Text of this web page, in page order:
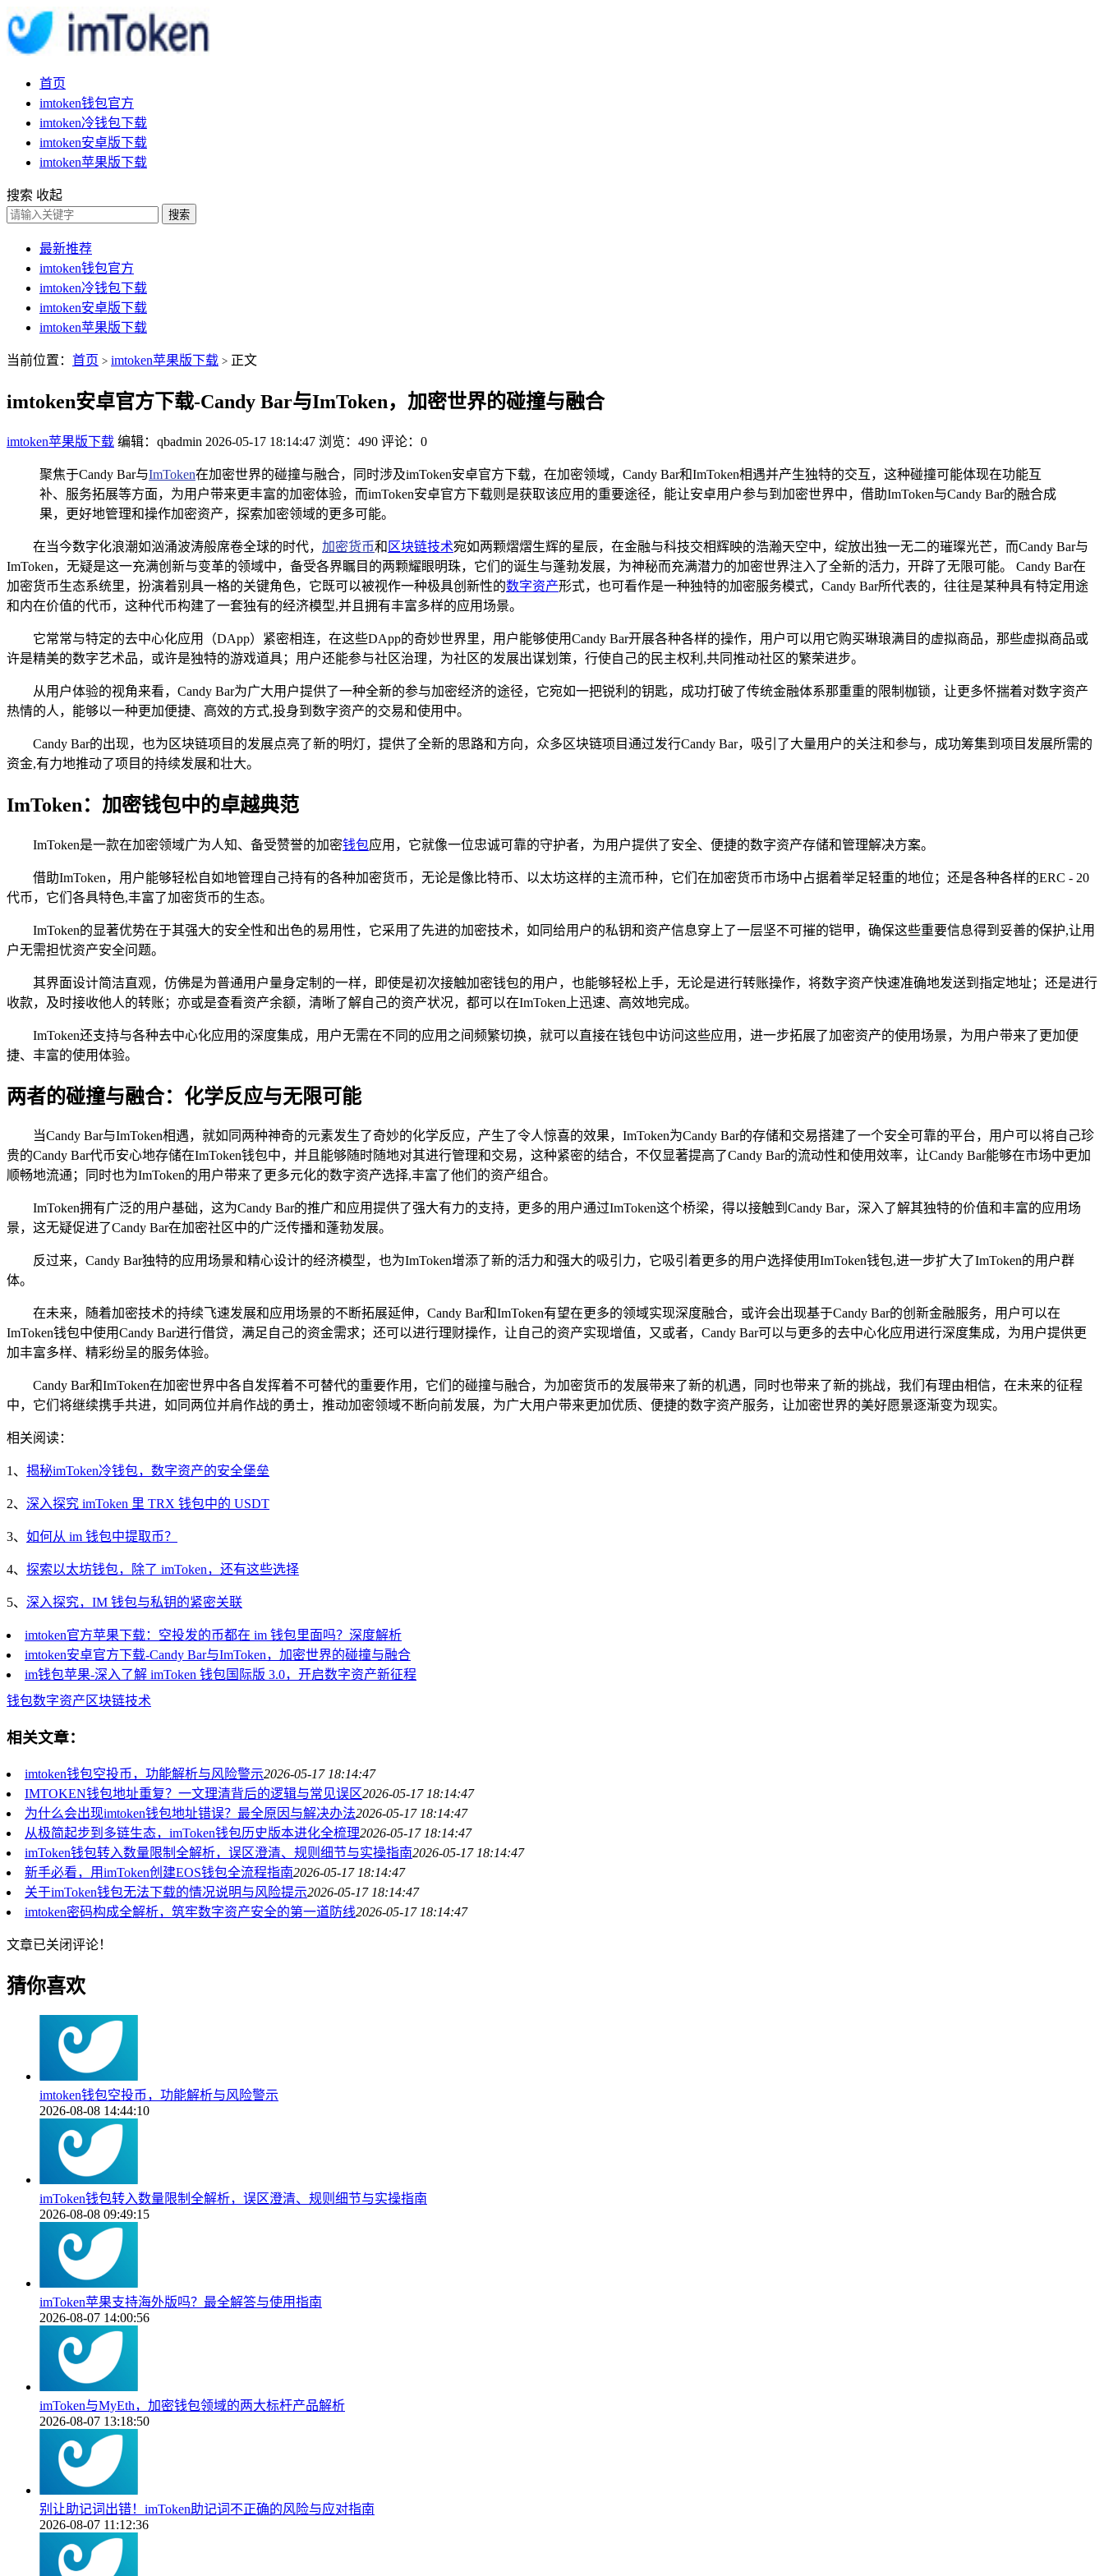
首页
imtoken钱包官方
imtoken冷钱包下载
imtoken安卓版下载
imtoken苹果版下载
搜索 收起
搜索
最新推荐
imtoken钱包官方
imtoken冷钱包下载
imtoken安卓版下载
imtoken苹果版下载
当前位置： 首页 > imtoken苹果版下载 > 正文
imtoken安卓官方下载-Candy Bar与ImToken，加密世界的碰撞与融合
imtoken苹果版下载 编辑：qbadmin 2026-05-17 18:14:47 浏览：490 评论：0
聚焦于Candy Bar与ImToken在加密世界的碰撞与融合，同时涉及imToken安卓官方下载，在加密领域，Candy Bar和ImToken相遇并产生独特的交互，这种碰撞可能体现在功能互
补、服务拓展等方面，为用户带来更丰富的加密体验，而imToken安卓官方下载则是获取该应用的重要途径，能让安卓用户参与到加密世界中，借助ImToken与Candy Bar的融合成
果，更好地管理和操作加密资产，探索加密领域的更多可能。
在当今数字化浪潮如汹涌波涛般席卷全球的时代， 加密货币和 区块链技术宛如两颗熠熠生辉的星辰，在金融与科技交相辉映的浩瀚天空中，绽放出独一无二的璀璨光芒，而Candy Bar与
ImToken，无疑是这一充满创新与变革的领域中，备受各界瞩目的两颗耀眼明珠，它们的诞生与蓬勃发展，为神秘而充满潜力的加密世界注入了全新的活力，开辟了无限可能。 Candy Bar在
加密货币生态系统里，扮演着别具一格的关键角色，它既可以被视作一种极具创新性的数字资产形式，也可看作是一种独特的加密服务模式，Candy Bar所代表的，往往是某种具有特定用途
和内在价值的代币，这种代币构建了一套独有的经济模型,并且拥有丰富多样的应用场景。
它常常与特定的去中心化应用（DApp）紧密相连，在这些DApp的奇妙世界里，用户能够使用Candy Bar开展各种各样的操作，用户可以用它购买琳琅满目的虚拟商品，那些虚拟商品或
许是精美的数字艺术品，或许是独特的游戏道具；用户还能参与社区治理，为社区的发展出谋划策，行使自己的民主权利,共同推动社区的繁荣进步。
从用户体验的视角来看，Candy Bar为广大用户提供了一种全新的参与加密经济的途径，它宛如一把锐利的钥匙，成功打破了传统金融体系那重重的限制枷锁，让更多怀揣着对数字资产
热情的人，能够以一种更加便捷、高效的方式,投身到数字资产的交易和使用中。
Candy Bar的出现，也为区块链项目的发展点亮了新的明灯，提供了全新的思路和方向，众多区块链项目通过发行Candy Bar，吸引了大量用户的关注和参与，成功筹集到项目发展所需的
资金,有力地推动了项目的持续发展和壮大。
ImToken：加密钱包中的卓越典范
ImToken是一款在加密领域广为人知、备受赞誉的加密钱包应用，它就像一位忠诚可靠的守护者，为用户提供了安全、便捷的数字资产存储和管理解决方案。
借助ImToken，用户能够轻松自如地管理自己持有的各种加密货币，无论是像比特币、以太坊这样的主流币种，它们在加密货币市场中占据着举足轻重的地位；还是各种各样的ERC - 20
代币，它们各具特色,丰富了加密货币的生态。
ImToken的显著优势在于其强大的安全性和出色的易用性，它采用了先进的加密技术，如同给用户的私钥和资产信息穿上了一层坚不可摧的铠甲，确保这些重要信息得到妥善的保护,让用
户无需担忧资产安全问题。
其界面设计简洁直观，仿佛是为普通用户量身定制的一样，即使是初次接触加密钱包的用户，也能够轻松上手，无论是进行转账操作，将数字资产快速准确地发送到指定地址；还是进行
收款，及时接收他人的转账；亦或是查看资产余额，清晰了解自己的资产状况，都可以在ImToken上迅速、高效地完成。
ImToken还支持与各种去中心化应用的深度集成，用户无需在不同的应用之间频繁切换，就可以直接在钱包中访问这些应用，进一步拓展了加密资产的使用场景，为用户带来了更加便
捷、丰富的使用体验。
两者的碰撞与融合：化学反应与无限可能
当Candy Bar与ImToken相遇，就如同两种神奇的元素发生了奇妙的化学反应，产生了令人惊喜的效果，ImToken为Candy Bar的存储和交易搭建了一个安全可靠的平台，用户可以将自己珍
贵的Candy Bar代币安心地存储在ImToken钱包中，并且能够随时随地对其进行管理和交易，这种紧密的结合，不仅显著提高了Candy Bar的流动性和使用效率，让Candy Bar能够在市场中更加
顺畅地流通；同时也为ImToken的用户带来了更多元化的数字资产选择,丰富了他们的资产组合。
ImToken拥有广泛的用户基础，这为Candy Bar的推广和应用提供了强大有力的支持，更多的用户通过ImToken这个桥梁，得以接触到Candy Bar，深入了解其独特的价值和丰富的应用场
景，这无疑促进了Candy Bar在加密社区中的广泛传播和蓬勃发展。
反过来，Candy Bar独特的应用场景和精心设计的经济模型，也为ImToken增添了新的活力和强大的吸引力，它吸引着更多的用户选择使用ImToken钱包,进一步扩大了ImToken的用户群
体。
在未来，随着加密技术的持续飞速发展和应用场景的不断拓展延伸，Candy Bar和ImToken有望在更多的领域实现深度融合，或许会出现基于Candy Bar的创新金融服务，用户可以在
ImToken钱包中使用Candy Bar进行借贷，满足自己的资金需求；还可以进行理财操作，让自己的资产实现增值，又或者，Candy Bar可以与更多的去中心化应用进行深度集成，为用户提供更
加丰富多样、精彩纷呈的服务体验。
Candy Bar和ImToken在加密世界中各自发挥着不可替代的重要作用，它们的碰撞与融合，为加密货币的发展带来了新的机遇，同时也带来了新的挑战，我们有理由相信，在未来的征程
中，它们将继续携手共进，如同两位并肩作战的勇士，推动加密领域不断向前发展，为广大用户带来更加优质、便捷的数字资产服务，让加密世界的美好愿景逐渐变为现实。
相关阅读：
1、 揭秘imToken冷钱包，数字资产的安全堡垒
2、 深入探究 imToken 里 TRX 钱包中的 USDT
3、 如何从 im 钱包中提取币？
4、 探索以太坊钱包，除了 imToken，还有这些选择
5、 深入探究，IM 钱包与私钥的紧密关联
imtoken官方苹果下载：空投发的币都在 im 钱包里面吗？深度解析
imtoken安卓官方下载-Candy Bar与ImToken，加密世界的碰撞与融合
im钱包苹果-深入了解 imToken 钱包国际版 3.0，开启数字资产新征程
钱包数字资产 区块链技术
相关文章：
imtoken钱包空投币，功能解析与风险警示2026-05-17 18:14:47
IMTOKEN钱包地址重复？一文理清背后的逻辑与常见误区2026-05-17 18:14:47
为什么会出现imtoken钱包地址错误？最全原因与解决办法2026-05-17 18:14:47
从极简起步到多链生态，imToken钱包历史版本进化全梳理2026-05-17 18:14:47
imToken钱包转入数量限制全解析，误区澄清、规则细节与实操指南2026-05-17 18:14:47
新手必看，用imToken创建EOS钱包全流程指南2026-05-17 18:14:47
关于imToken钱包无法下载的情况说明与风险提示2026-05-17 18:14:47
imtoken密码构成全解析，筑牢数字资产安全的第一道防线2026-05-17 18:14:47
文章已关闭评论！
猜你喜欢
imtoken钱包空投币，功能解析与风险警示
2026-08-08 14:44:10
imToken钱包转入数量限制全解析，误区澄清、规则细节与实操指南
2026-08-08 09:49:15
imToken苹果支持海外版吗？最全解答与使用指南
2026-08-07 14:00:56
imToken与MyEth，加密钱包领域的两大标杆产品解析
2026-08-07 13:18:50
别让助记词出错！imToken助记词不正确的风险与应对指南
2026-08-07 11:12:36